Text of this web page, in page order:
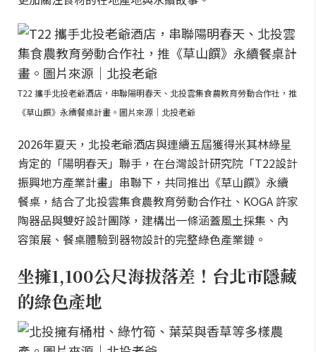
T22 攜手北投老爺酒店，串聯陽明春天、北投雲集食農教育勞動合作社，推
《草山饌》永續餐桌計畫。圖片來源｜北投老爺
2026年夏天，北投老爺酒店與連續五屆獲得米其林綠星
肯定的「陽明春天」聯手，在台灣設計研究院「T22設計
振興地方產業計畫」串聯下，共同推出《草山饌》永續
餐桌，結合了北投雲集食農教育勞動合作社、KOGA 許家
陶器品與雙好設計團隊，建構出一條涵蓋風土採集、內
容策展、餐桌體驗到器物設計的完整綠色產業鏈。
坐擁1,100公尺海拔落差！台北市隱藏
的綠色產地